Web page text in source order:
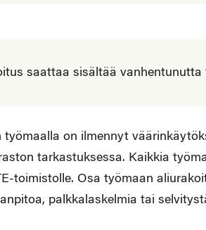
saattaa sisältää
työmaalla on ilmennyt
tarkastuksessa. Kaikkia
toimistolle. Osa työmaan
palkkalaskelmia tai